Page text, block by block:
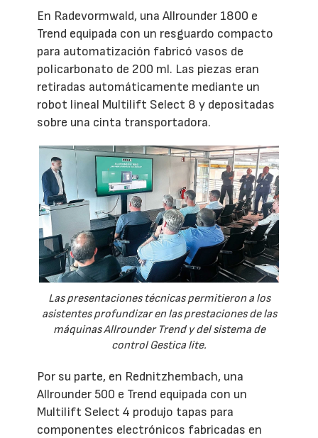
En Radevormwald, una Allrounder 1800 e
Trend equipada con un resguardo compacto
para automatización fabricó vasos de
policarbonato de 200 ml. Las piezas eran
retiradas automáticamente mediante un
robot lineal Multilift Select 8 y depositadas
sobre una cinta transportadora.
Las presentaciones técnicas permitieron a los
asistentes profundizar en las prestaciones de las
máquinas Allrounder Trend y del sistema de
control Gestica lite.
Por su parte, en Rednitzhembach, una
Allrounder 500 e Trend equipada con un
Multilift Select 4 produjo tapas para
componentes electrónicos fabricadas en